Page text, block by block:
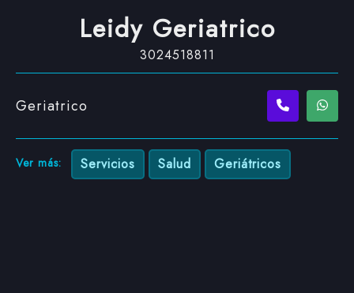
Leidy Geriatrico
3024518811
Geriatrico
Ver más: Servicios Salud Geriátricos